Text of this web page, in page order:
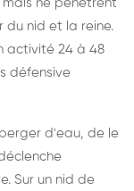
ne pénètrent
nid et la reine.
activité 24 à 48
défensive
d'eau, de le
Sur un nid de